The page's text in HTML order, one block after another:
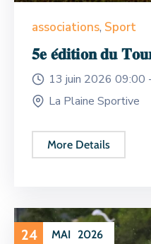
associations, Sport
𝟓𝐞 𝐞́𝐝𝐢𝐭𝐢𝐨𝐧 𝐝𝐮
13 juin 2026 09:00 -
La Plaine Sportive
More Details
24 MAI 2026